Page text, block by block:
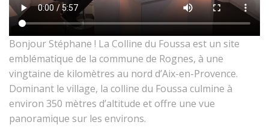
Bonjour Stéphane ! La Colline du Foussa est un site
emblématique de la commune de Rognes, à une
vingtaine de kilomètres au nord d’Aix-en-Provence.
Dominant le village, la colline du Foussa culmine à
environ 350 mètres d’altitude et offre une vue
panoramique sur les environs.